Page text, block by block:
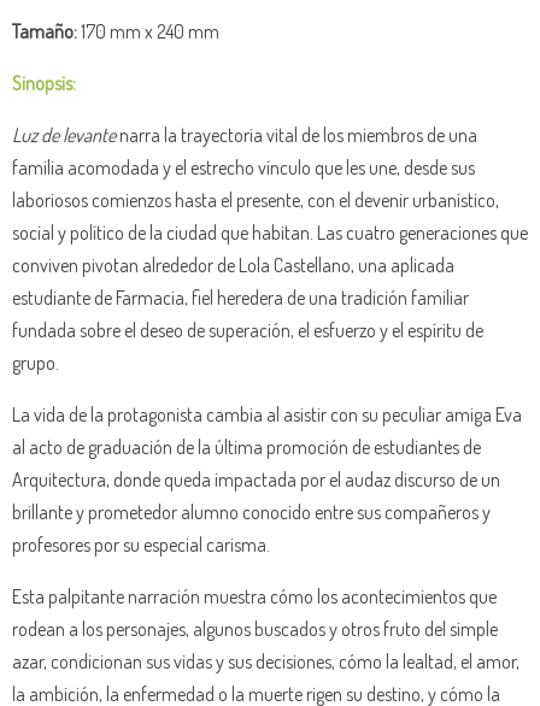
Tamaño:170 mm x 240 mm
Sinopsis:
Luz de levantenarra la trayectoria vital de los miembros de una
familia acomodada y el estrecho vínculo que les une, desde sus
laboriosos comienzos hasta el presente, con el devenir urbanístico,
social y político de la ciudad que habitan. Las cuatro generaciones que
conviven pivotan alrededor de Lola Castellano, una aplicada
estudiante de Farmacia, fiel heredera de una tradición familiar
fundada sobre el deseo de superación, el esfuerzo y el espíritu de
grupo.
La vida de la protagonista cambia al asistir con su peculiar amiga Eva
al acto de graduación de la última promoción de estudiantes de
Arquitectura, donde queda impactada por el audaz discurso de un
brillante y prometedor alumno conocido entre sus compañeros y
profesores por su especial carisma.
Esta palpitante narración muestra cómo los acontecimientos que
rodean a los personajes, algunos buscados y otros fruto del simple
azar, condicionan sus vidas y sus decisiones, cómo la lealtad, el amor,
la ambición, la enfermedad o la muerte rigen su destino, y cómo la